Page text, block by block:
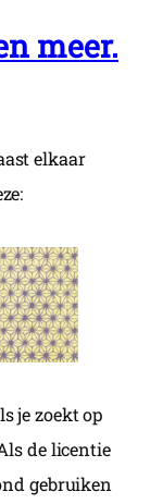
meer.
elkaar
je zoekt op
de licentie
gebruiken